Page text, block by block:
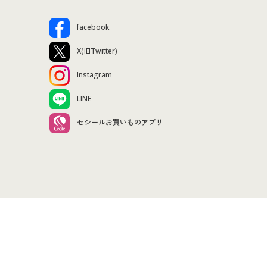
facebook
X(旧Twitter)
Instagram
LINE
セシールお買いものアプリ